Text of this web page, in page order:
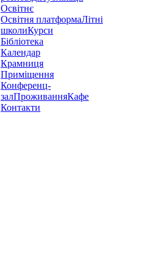
Освітнє
Освітня платформаЛітні
школиКурси
Бібліотека
Календар
Крамниця
Приміщення
Конференц-
залПроживанняКафе
Контакти